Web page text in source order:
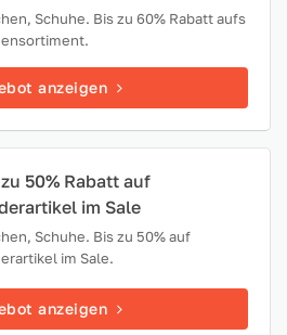
Schuhe. Bis zu 60% Rabatt aufs
anzeigen
50% Rabatt auf
im Sale
Schuhe. Bis zu 50% auf
im Sale.
anzeigen